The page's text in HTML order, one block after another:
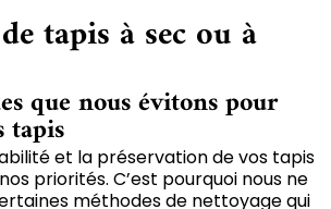
tapis à sec ou à
que nous évitons pour
tapis
et la préservation de vos tapis
priorités. C’est pourquoi nous ne
méthodes de nettoyage qui